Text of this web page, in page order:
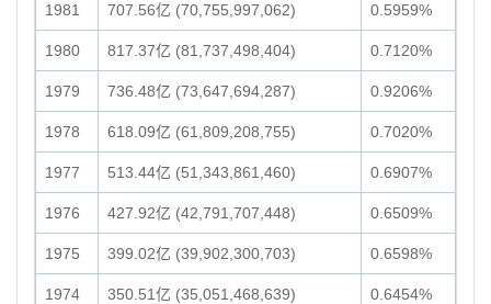
1981 707.56亿 (70,755,997,062) 0.5959%
1980 817.37亿 (81,737,498,404) 0.7120%
1979 736.48亿 (73,647,694,287) 0.9206%
1978 618.09亿 (61,809,208,755) 0.7020%
1977 513.44亿 (51,343,861,460) 0.6907%
1976 427.92亿 (42,791,707,448) 0.6509%
1975 399.02亿 (39,902,300,703) 0.6598%
1974 350.51亿 (35,051,468,639) 0.6454%